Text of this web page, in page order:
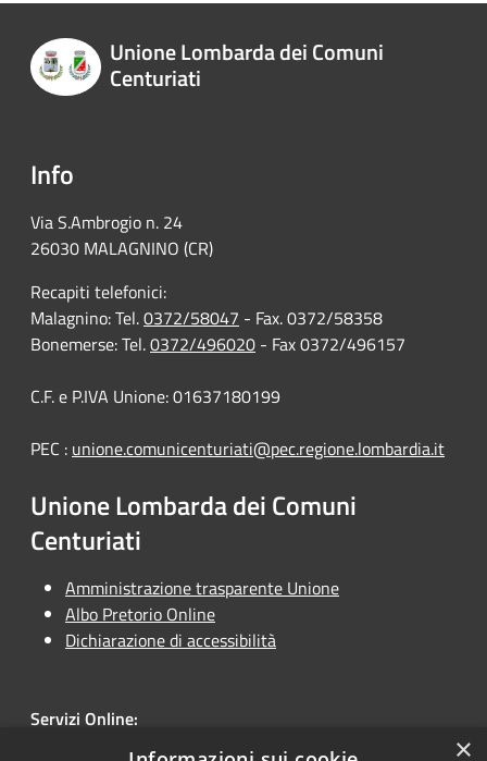
Unione Lombarda dei Comuni
Centuriati
Info
Via S.Ambrogio n. 24
26030 MALAGNINO (CR)
Recapiti telefonici:
Malagnino: Tel.0372/58047 - Fax. 0372/58358
Bonemerse: Tel.0372/496020 - Fax 0372/496157
C.F. e P.IVA Unione: 01637180199
PEC : unione.comunicenturiati@pec.regione.lombardia.it
Unione Lombarda dei Comuni
Centuriati
Amministrazione trasparente Unione
Albo Pretorio Online
Dichiarazione di accessibilità
Servizi Online:
Unione Online
×